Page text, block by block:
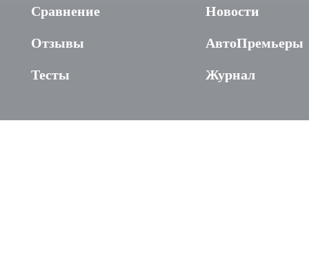
Сравнение
Отзывы
Тесты
Новости
АвтоПремьеры
Журнал